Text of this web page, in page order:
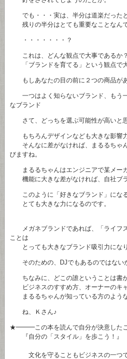
でも・・・実は、半分は道楽だった
残りの半分はとても重要なことなんで
・・・・・・・？
これは、どんな観点で大事であるか
「ブランドを育てる」という観点で大
もしあなたの目の前に２つの商品があ
一つはよく知らないブランド、もう
なブランド
さて、どっちを選ぶ可能性が高いと
もちろんデザインなども大きな影響
そんなに差がなければ、まるるちゃ
びますね。
まるるちゃんはエンジニアで某メー
機能に大きな差がなければ、自社ブ
このように「好きなブランド」にな
とても大きな力になるのです。
メガネブランドであれば、「ライフ
ことは
とっても大きなブランド吸引力にな
そのための、DJでもあるのではない
ちなみに、どこの誰ということは書
ビジネスのすすめ方、オーナーのキ
まるるちゃんが知っている方のよう
ね、Ｋさん♪
★━━━この本を読んで自分が決意
『自分の「スタイル」を歩こう！』
文化を守ることもビジネスの一つ